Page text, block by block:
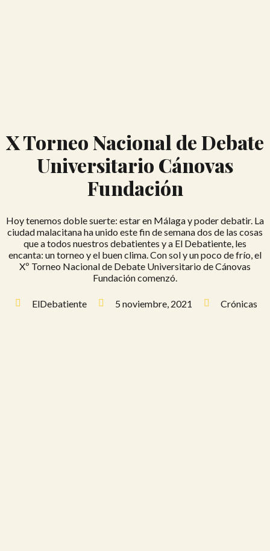
X Torneo Nacional de Debate
Universitario Cánovas
Fundación
Hoy tenemos doble suerte: estar en Málaga y poder debatir. La
ciudad malacitana ha unido este fin de semana dos de las cosas
que a todos nuestros debatientes y a El Debatiente, les
encanta: un torneo y el buen clima. Con sol y un poco de frío, el
Xº Torneo Nacional de Debate Universitario de Cánovas
Fundación comenzó.
ElDebatiente 5 noviembre, 2021 Crónicas